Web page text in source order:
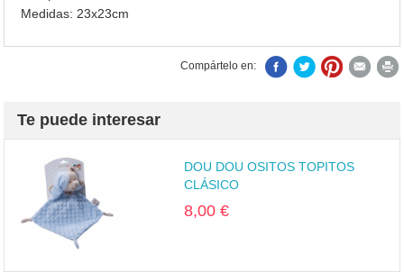
Medidas: 23x23cm
Compártelo en:
Te puede interesar
DOU DOU OSITOS TOPITOS
CLÁSICO
8,00 €